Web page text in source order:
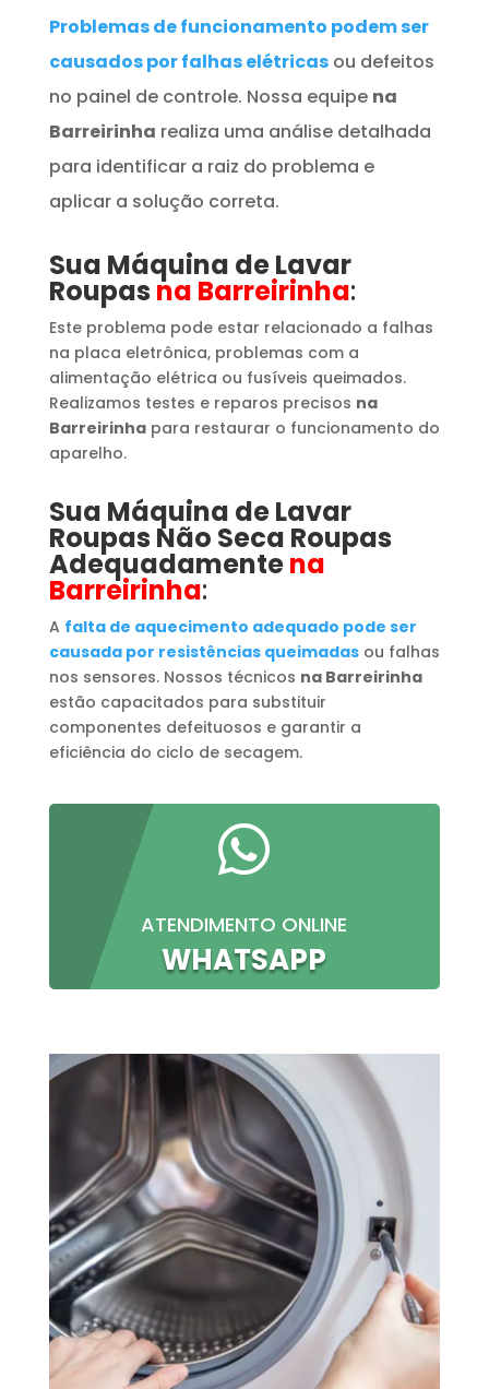
Problemas de funcionamento podem ser
causados por falhas elétricasou defeitos
no painel de controle. Nossa equipe na
Barreirinha realiza uma análise detalhada
para identificar a raiz do problema e
aplicar a solução correta.
Sua Máquina de Lavar
Roupas na Barreirinha:
Este problema pode estar relacionado a falhas
na placa eletrônica, problemas com a
alimentação elétrica ou fusíveis queimados.
Realizamos testes e reparos precisos na
Barreirinhapara restaurar o funcionamento do
aparelho.
Sua Máquina de Lavar
Roupas ​ Não Seca Roupas
Adequadamentena
Barreirinha:
A falta de aquecimento adequado pode ser
causada por resistências queimadas ou falhas
nos sensores. Nossos técnicos na Barreirinha
estão capacitados para substituir
componentes defeituosos e garantir a
eficiência do ciclo de secagem.

ATENDIMENTO ONLINE
WHATSAPP